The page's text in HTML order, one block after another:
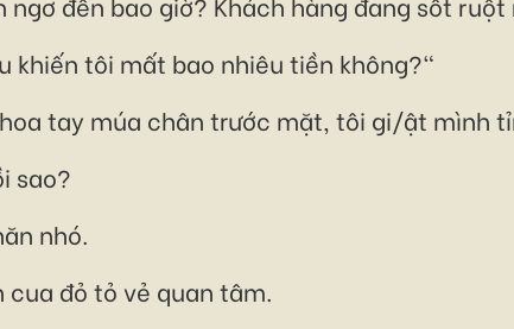
khiến tôi mất bao nhiêu tiền không?"
tay múa chân trước mặt, tôi gi/ật mình
sao?
nhó.
đỏ tỏ vẻ quan tâm.